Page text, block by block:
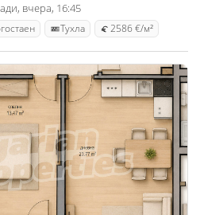
вчера, 16:45
Тухла 2586 €/м²